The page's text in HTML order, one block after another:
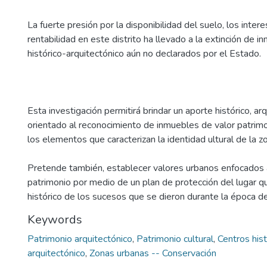
La fuerte presión por la disponibilidad del suelo, los
rentabilidad en este distrito ha llevado a la extinción de
histórico-arquitectónico aún no declarados por el Estado.
Esta investigación permitirá brindar un aporte histórico,
orientado al reconocimiento de inmuebles de valor
los elementos que caracterizan la identidad ultural de la
Pretende también, establecer valores urbanos
patrimonio por medio de un plan de protección del lugar
histórico de los sucesos que se dieron durante la época
Keywords
Patrimonio arquitectónico, Patrimonio cultural, Centros
arquitectónico, Zonas urbanas -- Conservación